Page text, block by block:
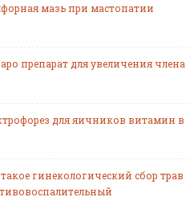
мазь при мастопатии
препарат для увеличения члена
для яичников витамин в
гинекологический сбор трав